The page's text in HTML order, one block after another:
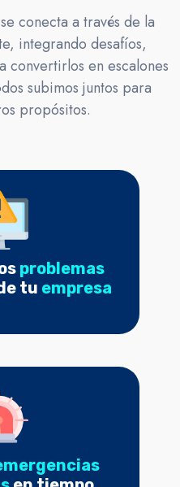
conecta a través de la
integrando desafíos,
convertirlos en escalones
subimos juntos para
propósitos.
problemas
tu empresa